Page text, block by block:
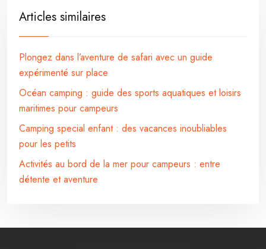
Articles similaires
Plongez dans l’aventure de safari avec un guide
expérimenté sur place
Océan camping : guide des sports aquatiques et loisirs
maritimes pour campeurs
Camping special enfant : des vacances inoubliables
pour les petits
Activités au bord de la mer pour campeurs : entre
détente et aventure